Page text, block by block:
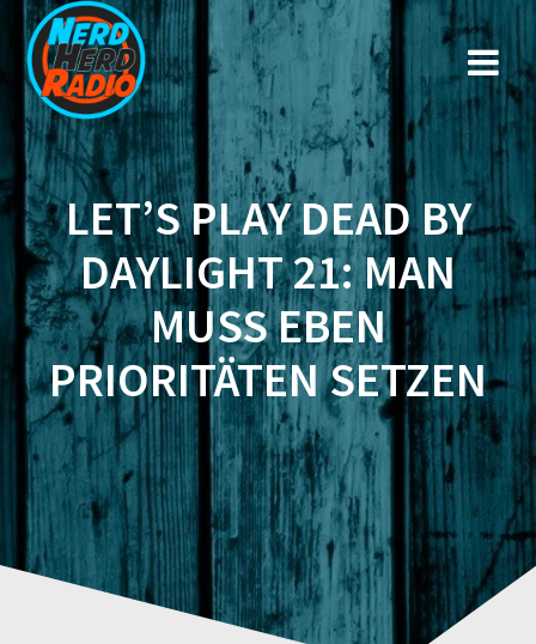
Zum
Inhalt
springen
LET’S PLAY DEAD BY
DAYLIGHT 21: MAN
MUSS EBEN
PRIORITÄTEN SETZEN